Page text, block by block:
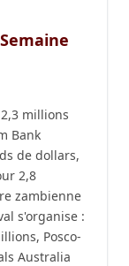
millions
Bank
de dollars,
2,8
zambienne
s'organise :
Posco-
Australia